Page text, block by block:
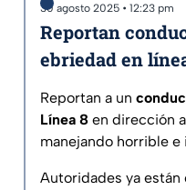
30 agosto 2025 • 12:23 pm
Reportan
ebriedad en
Reportan a un
Línea 8 en dirección a
manejando horrible e
Autoridades ya están